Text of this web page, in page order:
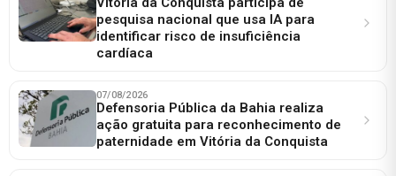
pesquisa nacional que usa IA para
identificar risco de insuficiência
cardíaca
07/08/2026
Defensoria Pública da Bahia realiza
ação gratuita para reconhecimento de
paternidade em Vitória da Conquista